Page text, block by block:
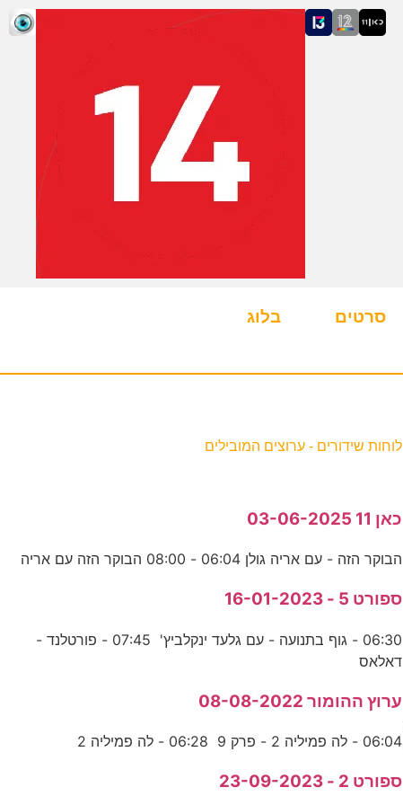
סרטים בלוג
לוחות שידורים - ערוצים המובילים
כאן 11 03-06-2025
הבוקר הזה - עם אריה גולן 06:04 - 08:00 הבוקר הזה עם אריה
ספורט 5 - 16-01-2023
06:30 - גוף בתנועה - עם גלעד ינקלביץ' 07:45 - פורטלנד -
דאלאס
ערוץ ההומור 08-08-2022
06:04 - לה פמיליה 2 - פרק 9 06:28 - לה פמיליה 2
ספורט 2 - 23-09-2023